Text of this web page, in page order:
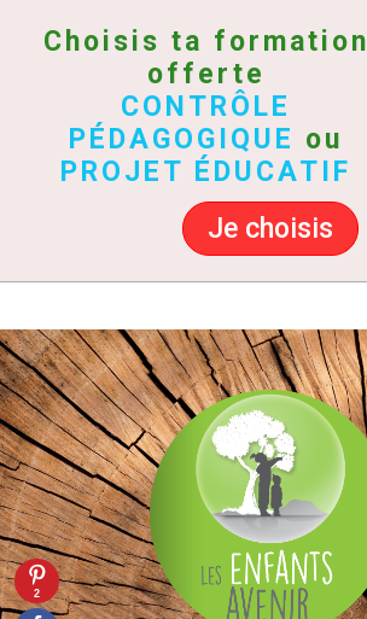
2
Choisis ta formation
offerte
CONTRÔLE
PÉDAGOGIQUE ou
PROJET ÉDUCATIF
Je choisis